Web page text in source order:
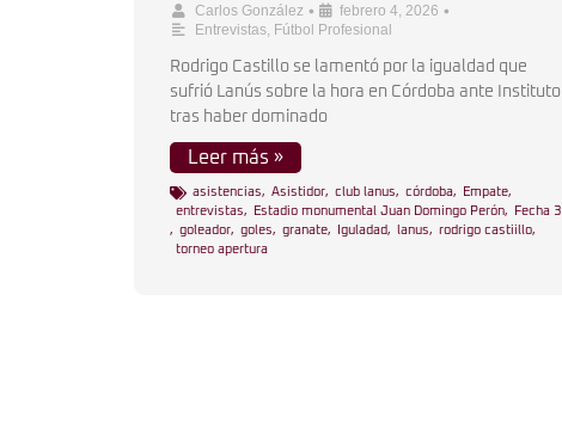
Carlos González • febrero 4, 2026 •
Entrevistas, Fútbol Profesional
Rodrigo Castillo se lamentó por la igualdad que
sufrió Lanús sobre la hora en Córdoba ante Instituto
tras haber dominado
Leer más »
asistencias, Asistidor, club lanus, córdoba, Empate,
entrevistas, Estadio monumental Juan Domingo Perón,
Fecha 3
, goleador, goles, granate, Iguladad, lanus, rodrigo castiillo,
torneo apertura